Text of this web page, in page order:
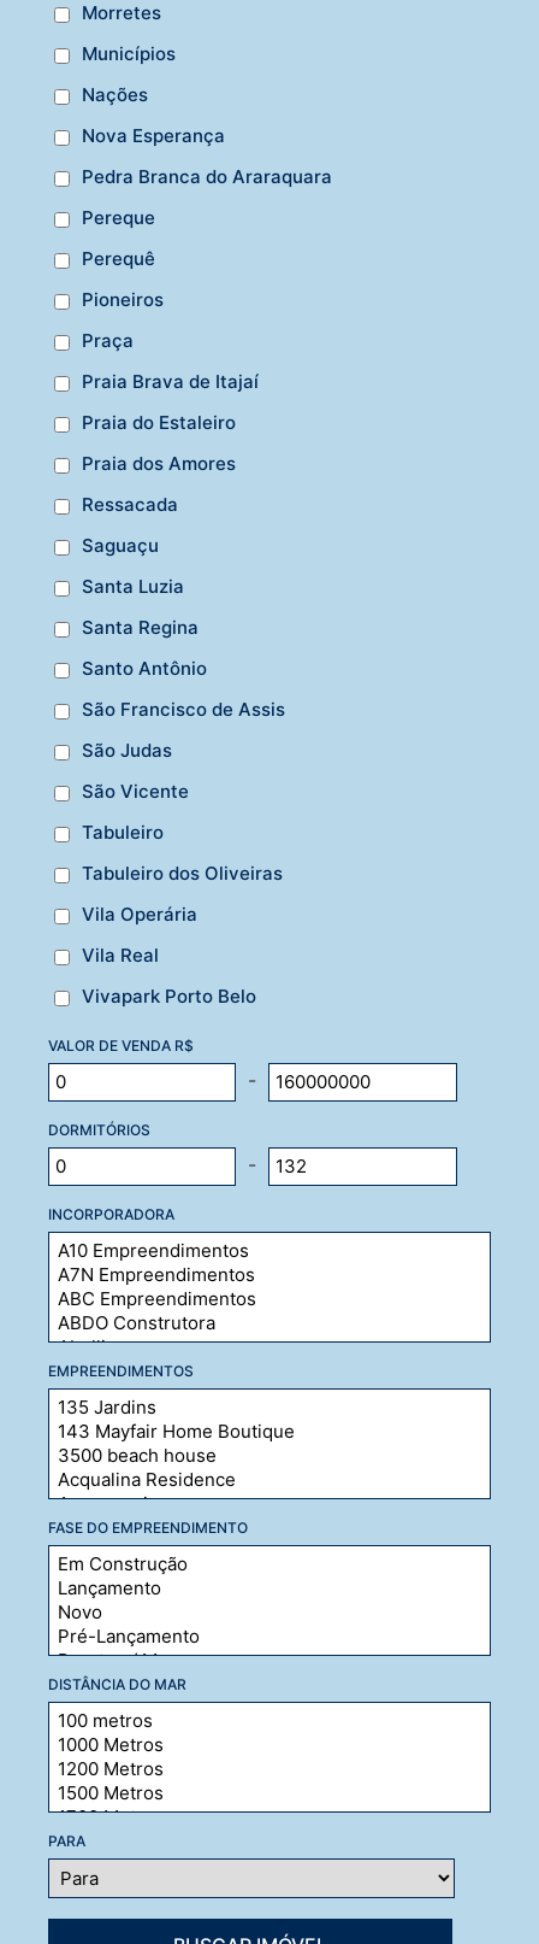
Morretes
Municípios
Nações
Nova Esperança
Pedra Branca do Araraquara
Pereque
Perequê
Pioneiros
Praça
Praia Brava de Itajaí
Praia do Estaleiro
Praia dos Amores
Ressacada
Saguaçu
Santa Luzia
Santa Regina
Santo Antônio
São Francisco de Assis
São Judas
São Vicente
Tabuleiro
Tabuleiro dos Oliveiras
Vila Operária
Vila Real
Vivapark Porto Belo
VALOR DE VENDA R$
-
DORMITÓRIOS
-
INCORPORADORA
EMPREENDIMENTOS
FASE DO EMPREENDIMENTO
DISTÂNCIA DO MAR
PARA